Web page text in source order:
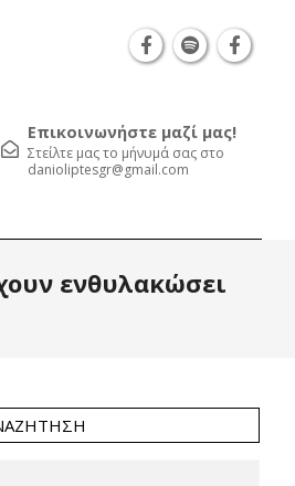
Επικοινωνήστε μαζί μας!
Στείλτε μας το μήνυμά σας στο
danioliptesgr@gmail.com
ενθυλακώσει